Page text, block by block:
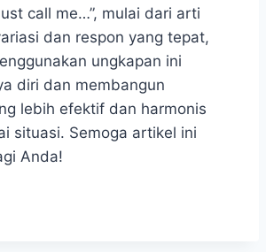
call me…”, mulai dari arti
dan respon yang tepat,
ungkapan ini
diri dan membangun
lebih efektif dan harmonis
situasi. Semoga artikel ini
Anda!